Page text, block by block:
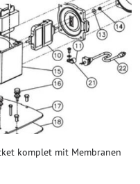
komplet mit Membranen